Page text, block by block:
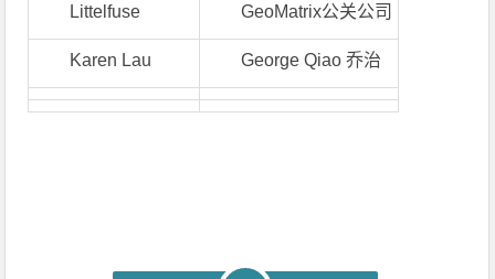
Littelfuse GeoMatrix公关公司
Karen Lau George Qiao 乔治